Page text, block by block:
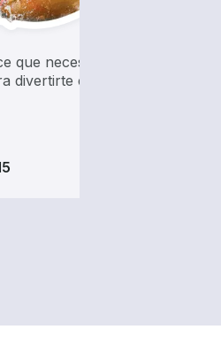
que necesitas un
divertirte en el